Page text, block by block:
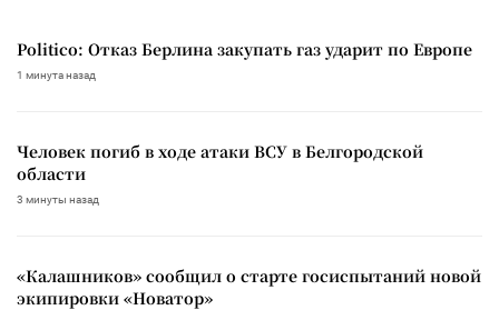
Politico: Отказ Берлина закупать газ ударит по Европе
1 минута назад
Человек погиб в ходе атаки ВСУ в Белгородской
области
3 минуты назад
«Калашников» сообщил о старте госиспытаний новой
экипировки «Новатор»